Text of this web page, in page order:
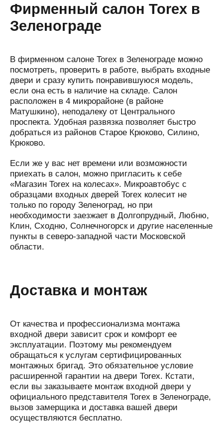
Фирменный салон Torex в
Зеленограде
В фирменном салоне Torex в Зеленограде можно
посмотреть, проверить в работе, выбрать входные
двери и сразу купить понравившуюся модель,
если она есть в наличие на складе. Салон
расположен в 4 микрорайоне (в районе
Матушкино), неподалеку от Центрального
проспекта. Удобная развязка позволяет быстро
добраться из районов Старое Крюково, Силино,
Крюково.
Если же у вас нет времени или возможности
приехать в салон, можно пригласить к себе
«Магазин Torex на колесах». Микроавтобус с
образцами входных дверей Torex колесит не
только по городу Зеленоград, но при
необходимости заезжает в Долгопрудный, Любню,
Клин, Сходню, Солнечногорск и другие населенные
пункты в северо-западной части Московской
области.
Доставка и монтаж
От качества и профессионализма монтажа
входной двери зависит срок и комфорт ее
эксплуатации. Поэтому мы рекомендуем
обращаться к услугам сертифицированных
монтажных бригад. Это обязательное условие
расширенной гарантии на двери Torex. Кстати,
если вы заказываете монтаж входной двери у
официального представителя Torex в Зеленограде,
вызов замерщика и доставка вашей двери
осуществляются бесплатно.